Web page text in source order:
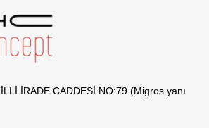
İRADE CADDESİ NO:79 (Migros yanı